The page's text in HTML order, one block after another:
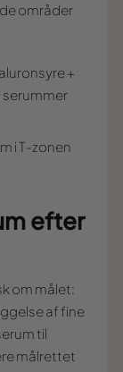
områder
+
serummer
i T-zonen
efter
om målet:
af fine
til
målrettet